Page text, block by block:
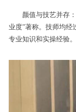
颜值与技艺并存：
业度”著称。技师均经
专业知识和实操经验。